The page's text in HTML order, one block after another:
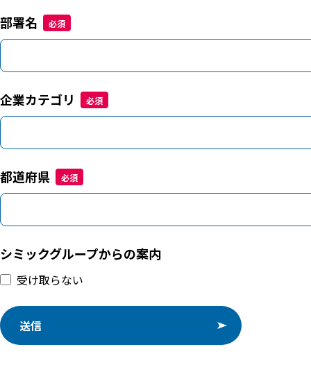
部署名
企業カテゴリ
都道府県
シミックグループからの案内
受け取らない